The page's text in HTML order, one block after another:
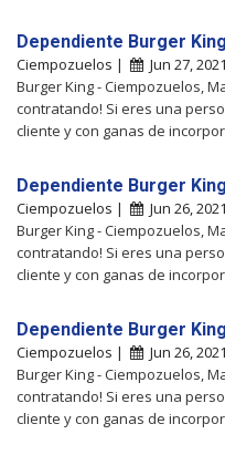
Dependiente Burger
Ciempozuelos | Jun 27, 2021
Burger King - Ciempozuelos,
contratando! Si eres una
cliente y con ganas de
Dependiente Burger
Ciempozuelos | Jun 26, 2021
Burger King - Ciempozuelos,
contratando! Si eres una
cliente y con ganas de
Dependiente Burger
Ciempozuelos | Jun 26, 2021
Burger King - Ciempozuelos,
contratando! Si eres una
cliente y con ganas de